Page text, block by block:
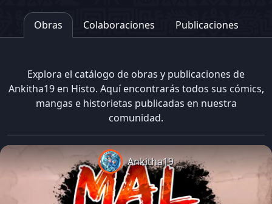
Obras Colaboraciones Publicaciones
Explora el catálogo de obras y publicaciones de
Ankitha19 en Histo. Aquí encontrarás todos sus cómics,
mangas e historietas publicadas en nuestra
comunidad.
Ankitha19